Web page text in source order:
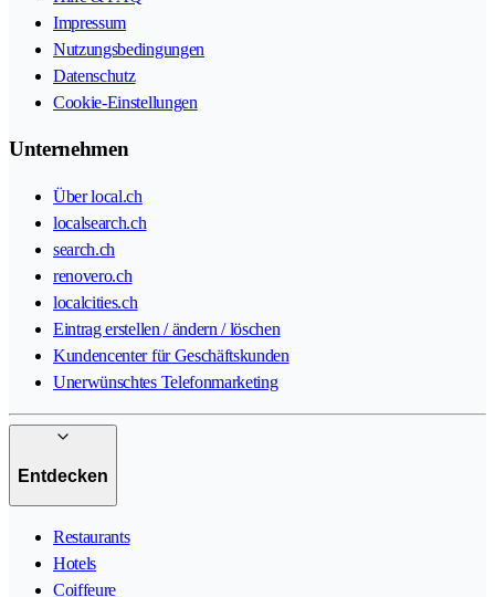
Impressum
Nutzungsbedingungen
Datenschutz
Cookie-Einstellungen
Unternehmen
Über local.ch
localsearch.ch
search.ch
renovero.ch
localcities.ch
Eintrag erstellen / ändern / löschen
Kundencenter für Geschäftskunden
Unerwünschtes Telefonmarketing
Entdecken
Restaurants
Hotels
Coiffeure